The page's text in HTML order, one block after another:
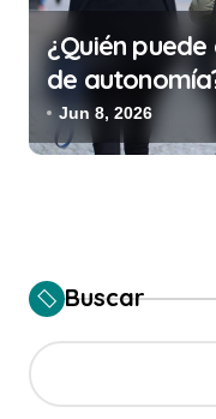
¿Quién
de
Jun 8, 2026
Buscar